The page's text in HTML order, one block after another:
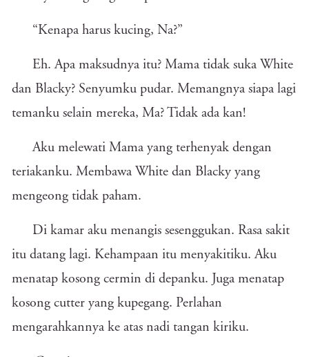
“Kenapa harus kucing, Na?”
Eh. Apa maksudnya itu? Mama tidak suka White
dan Blacky? Senyumku pudar. Memangnya siapa lagi
temanku selain mereka, Ma? Tidak ada kan!
Aku melewati Mama yang terhenyak dengan
teriakanku. Membawa White dan Blacky yang
mengeong tidak paham.
Di kamar aku menangis sesenggukan. Rasa sakit
itu datang lagi. Kehampaan itu menyakitiku. Aku
menatap kosong cermin di depanku. Juga menatap
kosong cutter yang kupegang. Perlahan
mengarahkannya ke atas nadi tangan kiriku.